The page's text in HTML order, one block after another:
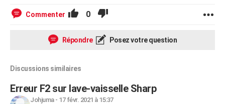
Commenter 0
Répondre Posez votre question
Discussions similaires
Erreur F2 sur lave-vaisselle Sharp
Johjuma- 17 févr. 2021 à 15:37